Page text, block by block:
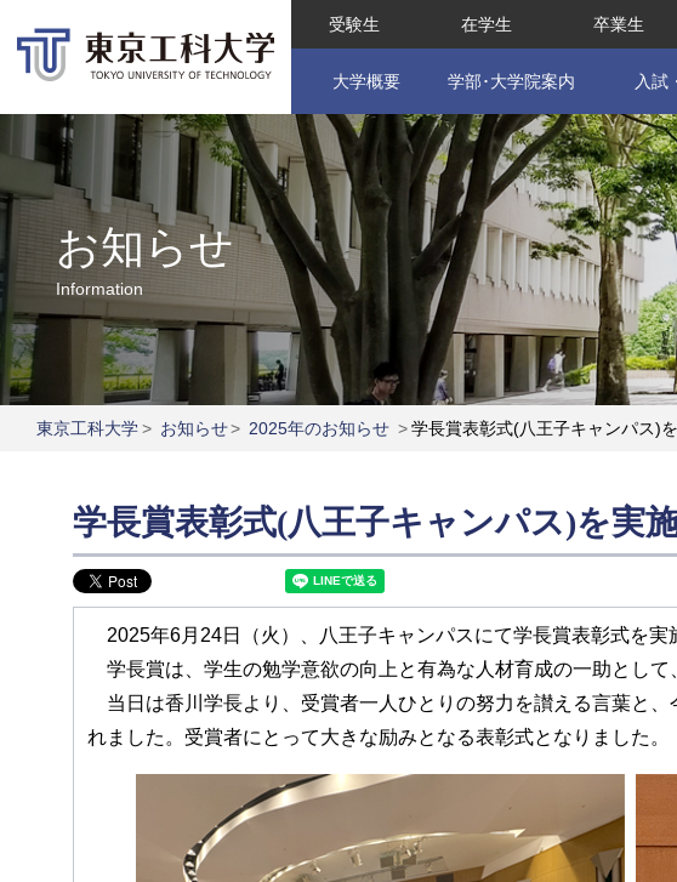
受験生 在学生 卒業生
大学概要 学部･大学院案内 入試
お知らせ
Information
東京工科大学> お知らせ> 2025年のお知らせ >学長賞表彰式(八王子キャンパス)
学長賞表彰式(八王子キャンパス)を実
2025年6月24日（火）、八王子キャンパスにて学長賞表彰式を実
学長賞は、学生の勉学意欲の向上と有為な人材育成の一助として
当日は香川学長より、受賞者一人ひとりの努力を讃える言葉と
れました。受賞者にとって大きな励みとなる表彰式となりました。